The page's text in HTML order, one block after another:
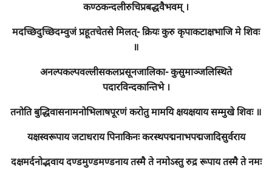
कण्ठकन्दलीरुचिप्रबद्धवैभवम् ।
मदच्छिदुच्छिदम्वुजं प्रहूतचेतसे मिलत्- क्रियः कुरु कृपाकटाक्षभाजि मे शिवः
॥
अनल्पकल्पवल्लीसकलप्रसूनजालिका- कुसुमाञ्जलिस्थिते
पदारविन्दकान्तिभे ।
तनोति बुद्धिवासनामनोभिलाषपूरणं करोतु मामयि क्षयक्षयाय सम्मुखे शिवः ॥
यक्षस्वरूपाय जटाधराय पिनाकिनः करस्थपद्मनाभपद्मजादिसुर्वराय
दक्षमर्दनोद्भवाय दण्डमुण्डमण्डनाय तस्मै ते नमोऽस्तु रुद्र रूपाय तस्मै ते नमः